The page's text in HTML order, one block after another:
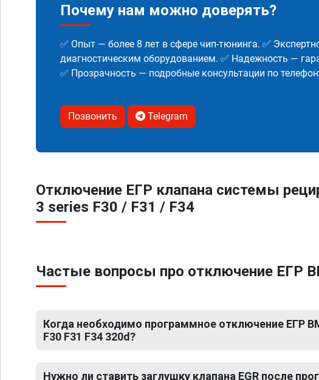
Почему нам можно доверять?
✅ Опыт — более 8 лет в сфере чип-тюнинга. ✅
диагностическим оборудованием. ✅ Надежность —
✅ Прозрачность — подробные консультации по
Позвонить Telegram
Отключение ЕГР клапана системы
3 series F30 / F31 / F34
Частые вопросы про отключение ЕГР
Когда необходимо программное отключение ЕГР
F30 F31 F34 320d?
Нужно ли ставить заглушку клапана EGR после